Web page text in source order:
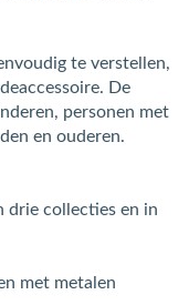
te verstellen,
De
personen met
en ouderen.
drie collecties en in
met metalen